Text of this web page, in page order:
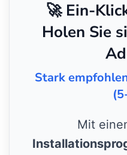
🚀 Ein-
Holen Sie
Stark
Mit